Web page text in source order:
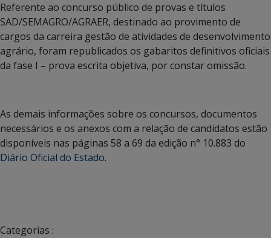
Referente ao concurso público de provas e títulos
SAD/SEMAGRO/AGRAER, destinado ao provimento de
cargos da carreira gestão de atividades de desenvolvimento
agrário, foram republicados os gabaritos definitivos oficiais
da fase I – prova escrita objetiva, por constar omissão.
As demais informações sobre os concursos, documentos
necessários e os anexos com a relação de candidatos estão
disponíveis nas páginas 58 a 69 da edição n° 10.883 do
Diário Oficial do Estado.
Categorias :